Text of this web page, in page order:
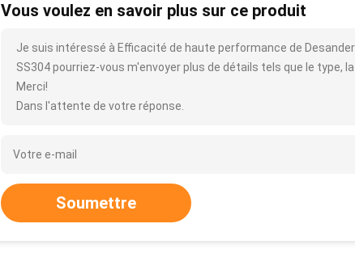
Vous voulez en savoir plus sur ce produit
Je suis intéressé à Efficacité de haute performance de
SS304 pourriez-vous m'envoyer plus de détails tels que le type,
Merci!
Dans l'attente de votre réponse.
Soumettre